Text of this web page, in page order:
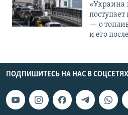
«Украина
— о
и его
ПОДПИШИТЕСЬ НА НАС В СОЦСЕТЯХ